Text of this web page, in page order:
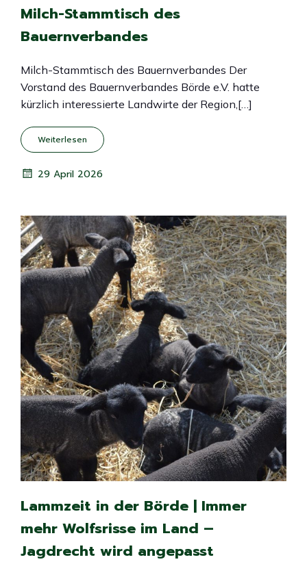
Milch-Stammtisch des
Bauernverbandes
Milch-Stammtisch des Bauernverbandes Der
Vorstand des Bauernverbandes Börde e.V. hatte
kürzlich interessierte Landwirte der Region,[…]
Weiterlesen
29 April 2026
Lammzeit in der Börde | Immer
mehr Wolfsrisse im Land –
Jagdrecht wird angepasst